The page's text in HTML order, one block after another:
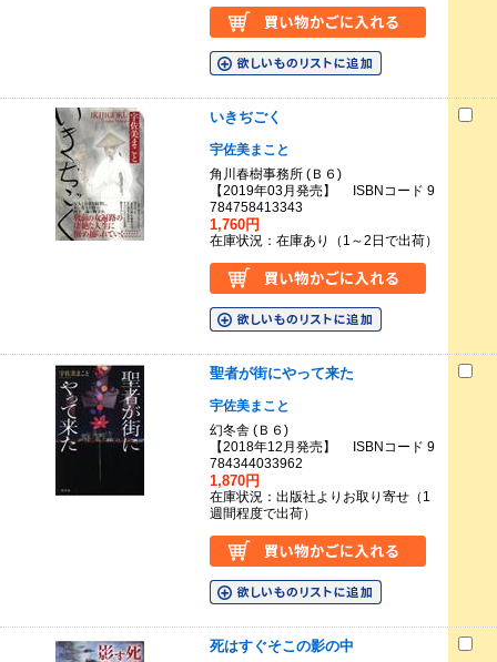
いきぢごく
宇佐美まこと
角川春樹事務所 (Ｂ６)
【2019年03月発売】 ISBNコード 9
784758413343
1,760円
在庫状況：在庫あり（1～2日で出荷）
聖者が街にやって来た
宇佐美まこと
幻冬舎 (Ｂ６)
【2018年12月発売】 ISBNコード 9
784344033962
1,870円
在庫状況：出版社よりお取り寄せ（1
週間程度で出荷）
死はすぐそこの影の中